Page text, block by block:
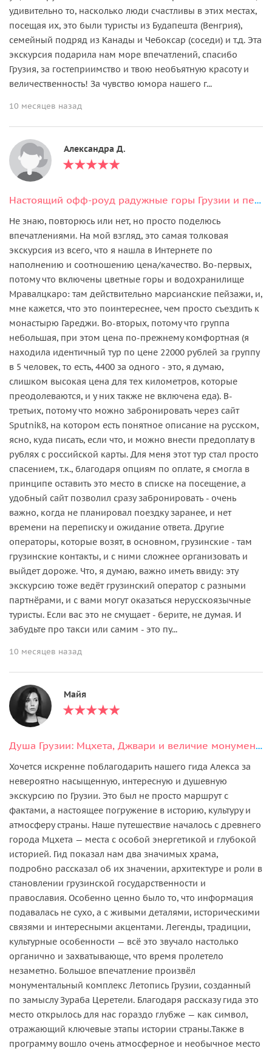
удивительно то, насколько люди счастливы в этих местах,
посещая их, это были туристы из Будапешта (Венгрия),
семейный подряд из Канады и Чебоксар (соседи) и т.д. Эта
экскурсия подарила нам море впечатлений, спасибо
Грузия, за гостеприимство и твою необъятную красоту и
величественность! За чувство юмора нашего г...
10 месяцев назад
Александра Д.
Настоящий офф-роуд радужные горы Грузии и пещеры Давида. Маленькая Группа
Не знаю, повторюсь или нет, но просто поделюсь
впечатлениями. На мой взгляд, это самая толковая
экскурсия из всего, что я нашла в Интернете по
наполнению и соотношению цена/качество. Во-первых,
потому что включены цветные горы и водохранилище
Мравалцкаро: там действительно марсианские пейзажи, и,
мне кажется, что это поинтереснее, чем просто съездить к
монастырю Гареджи. Во-вторых, потому что группа
небольшая, при этом цена по-прежнему комфортная (я
находила идентичный тур по цене 22000 рублей за группу
в 5 человек, то есть, 4400 за одного - это, я думаю,
слишком высокая цена для тех километров, которые
преодолеваются, и у них также не включена еда). В-
третьих, потому что можно забронировать через сайт
Sputnik8, на котором есть понятное описание на русском,
ясно, куда писать, если что, и можно внести предоплату в
рублях с российской карты. Для меня этот тур стал просто
спасением, т.к., благодаря опциям по оплате, я смогла в
принципе оставить это место в списке на посещение, а
удобный сайт позволил сразу забронировать - очень
важно, когда не планировал поездку заранее, и нет
времени на переписку и ожидание ответа. Другие
операторы, которые возят, в основном, грузинские - там
грузинские контакты, и с ними сложнее организовать и
выйдет дороже. Что, я думаю, важно иметь ввиду: эту
экскурсию тоже ведёт грузинский оператор с разными
партнёрами, и с вами могут оказаться нерусскоязычные
туристы. Если вас это не смущает - берите, не думая. И
забудьте про такси или самим - это пу...
10 месяцев назад
Майя
Душа Грузии: Мцхета, Джвари и величие монумента «Хроники Грузии»
Хочется искренне поблагодарить нашего гида Алекса за
невероятно насыщенную, интересную и душевную
экскурсию по Грузии. Это был не просто маршрут с
фактами, а настоящее погружение в историю, культуру и
атмосферу страны. Наше путешествие началось с древнего
города Мцхета — места с особой энергетикой и глубокой
историей. Гид показал нам два значимых храма,
подробно рассказал об их значении, архитектуре и роли в
становлении грузинской государственности и
православия. Особенно ценно было то, что информация
подавалась не сухо, а с живыми деталями, историческими
связями и интересными акцентами. Легенды, традиции,
культурные особенности — всё это звучало настолько
органично и захватывающе, что время пролетело
незаметно. Большое впечатление произвёл
монументальный комплекс Летопись Грузии, созданный
по замыслу Зураба Церетели. Благодаря рассказу гида это
место открылось для нас гораздо глубже — как символ,
отражающий ключевые этапы истории страны.Также в
программу вошло очень атмосферное и необычное место